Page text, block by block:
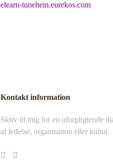
elearn-tunehein.eurekos.com
Kontakt information
Skriv til mig for en uforpligtende
af ledelse, organisation eller kultur.